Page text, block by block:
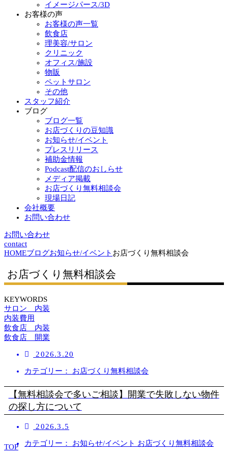
イメージパース/3D
お客様の声
お客様の声一覧
飲食店
理美容/サロン
クリニック
オフィス/施設
物販
ペットサロン
その他
スタッフ紹介
ブログ
ブログ一覧
お店づくりの豆知識
お知らせ/イベント
プレスリリース
補助金情報
Podcast配信のおしらせ
メディア掲載
お店づくり無料相談会
現場日記
会社概要
お問い合わせ
TOP
お問い合わせ
contact
HOMEブログお知らせ/イベント お店づくり無料相談会
お店づくり無料相談会
KEYWORDS
サロン 内装
内装費用
飲食店 内装
飲食店 開業
2026.3.20
カテゴリー： お店づくり無料相談会
【無料相談会で多いご相談】開業で失敗しない物件
の探し方について
2026.3.5
カテゴリー： お知らせ/イベント お店づくり無料相談会